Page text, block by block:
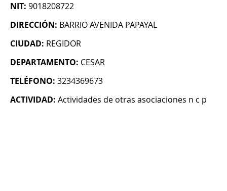
NIT: 9018208722
DIRECCIÓN: BARRIO AVENIDA PAPAYAL
CIUDAD: REGIDOR
DEPARTAMENTO: CESAR
TELÉFONO: 3234369673
ACTIVIDAD: Actividades de otras asociaciones n c p